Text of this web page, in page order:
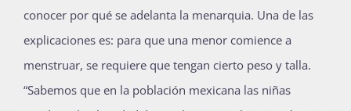
conocer por qué se adelanta la menarquia. Una de las
explicaciones es: para que una menor comience a
menstruar, se requiere que tengan cierto peso y talla.
“Sabemos que en la población mexicana las niñas